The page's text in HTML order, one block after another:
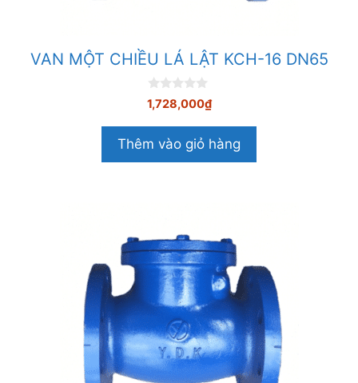
VAN MỘT CHIỀU LÁ LẬT KCH-16 DN65
0
n
à
5
1,728,000₫
Thêm vào giỏ hàng